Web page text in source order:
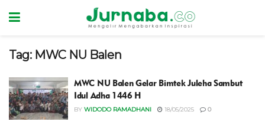
Tag: MWC NU Balen
MWC NU Balen Gelar Bimtek Juleha Sambut
Idul Adha 1446 H
BY WIDODO RAMADHANI 18/05/2025 0